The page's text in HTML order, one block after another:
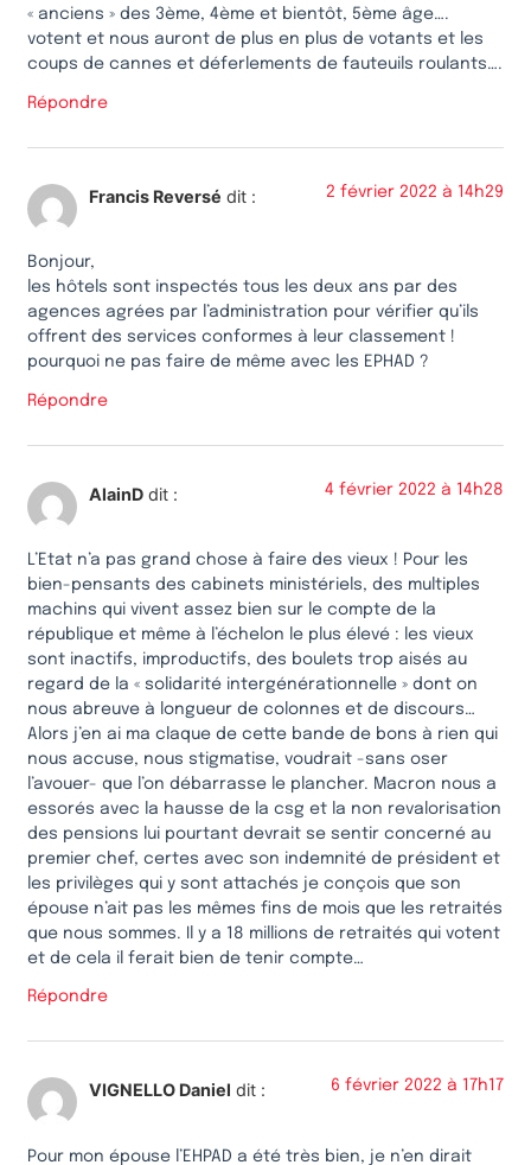
« anciens » des 3ème, 4ème et bientôt, 5ème âge….
votent et nous auront de plus en plus de votants et les
coups de cannes et déferlements de fauteuils roulants….
Répondre
Francis Reversé dit : 2 février 2022 à 14h29
Bonjour,
les hôtels sont inspectés tous les deux ans par des
agences agrées par l’administration pour vérifier qu’ils
offrent des services conformes à leur classement !
pourquoi ne pas faire de même avec les EPHAD ?
Répondre
AlainD dit : 4 février 2022 à 14h28
L’Etat n’a pas grand chose à faire des vieux ! Pour les
bien-pensants des cabinets ministériels, des multiples
machins qui vivent assez bien sur le compte de la
république et même à l’échelon le plus élevé : les vieux
sont inactifs, improductifs, des boulets trop aisés au
regard de la « solidarité intergénérationnelle » dont on
nous abreuve à longueur de colonnes et de discours…
Alors j’en ai ma claque de cette bande de bons à rien qui
nous accuse, nous stigmatise, voudrait -sans oser
l’avouer- que l’on débarrasse le plancher. Macron nous a
essorés avec la hausse de la csg et la non revalorisation
des pensions lui pourtant devrait se sentir concerné au
premier chef, certes avec son indemnité de président et
les privilèges qui y sont attachés je conçois que son
épouse n’ait pas les mêmes fins de mois que les retraités
que nous sommes. Il y a 18 millions de retraités qui votent
et de cela il ferait bien de tenir compte…
Répondre
VIGNELLO Daniel dit : 6 février 2022 à 17h17
Pour mon épouse l’EHPAD a été très bien, je n’en dirait